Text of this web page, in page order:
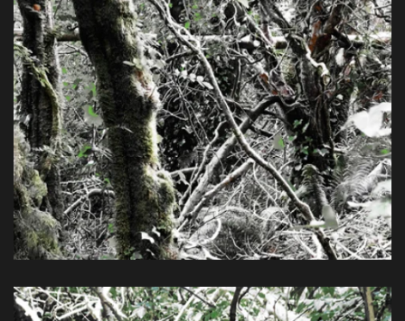
Farbpigmentdruck, 80 x 60 cm, 2014
View